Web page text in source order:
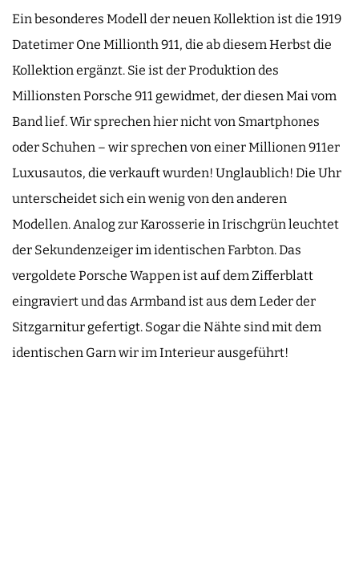
Ein besonderes Modell der neuen Kollektion ist die 1919
Datetimer One Millionth 911, die ab diesem Herbst die
Kollektion ergänzt. Sie ist der Produktion des
Millionsten Porsche 911 gewidmet, der diesen Mai vom
Band lief. Wir sprechen hier nicht von Smartphones
oder Schuhen – wir sprechen von einer Millionen 911er
Luxusautos, die verkauft wurden! Unglaublich! Die Uhr
unterscheidet sich ein wenig von den anderen
Modellen. Analog zur Karosserie in Irischgrün leuchtet
der Sekundenzeiger im identischen Farbton. Das
vergoldete Porsche Wappen ist auf dem Zifferblatt
eingraviert und das Armband ist aus dem Leder der
Sitzgarnitur gefertigt. Sogar die Nähte sind mit dem
identischen Garn wir im Interieur ausgeführt!